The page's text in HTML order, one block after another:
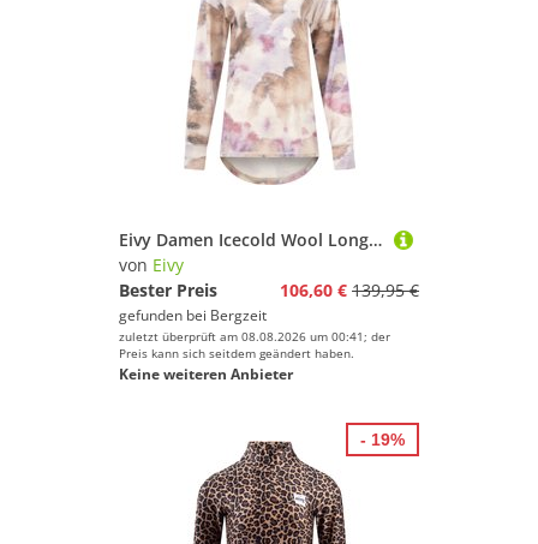
Eivy Damen Icecold Wool Longsleeve
von Eivy
Bester Preis
106,60 € 139,95 €
gefunden bei Bergzeit
zuletzt überprüft am 08.08.2026 um 00:41; der
Preis kann sich seitdem geändert haben.
Keine weiteren Anbieter
- 19%